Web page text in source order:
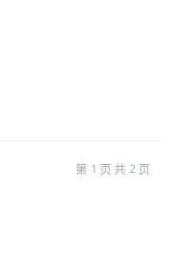
第 1 页 共 2 页